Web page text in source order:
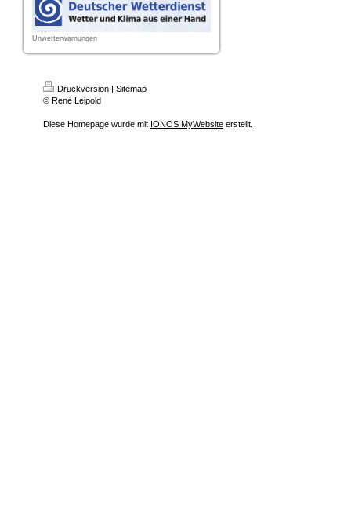
Unwetterwarnungen
Druckversion
Sitemap
© René Leipold
Diese Homepage wurde mit IONOS MyWebsite erstellt.